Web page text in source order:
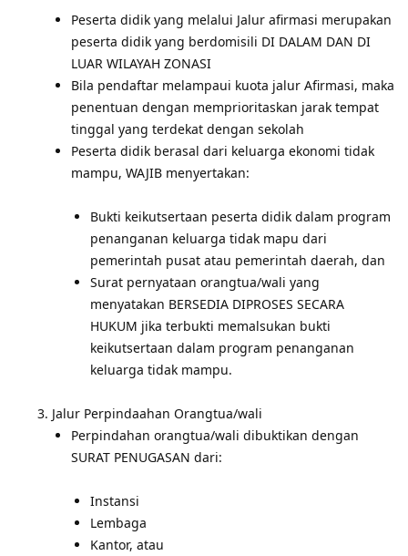
Peserta didik yang melalui Jalur afirmasi merupakan
peserta didik yang berdomisili DI DALAM DAN DI
LUAR WILAYAH ZONASI
Bila pendaftar melampaui kuota jalur Afirmasi, maka
penentuan dengan memprioritaskan jarak tempat
tinggal yang terdekat dengan sekolah
Peserta didik berasal dari keluarga ekonomi tidak
mampu, WAJIB menyertakan:
Bukti keikutsertaan peserta didik dalam program
penanganan keluarga tidak mapu dari
pemerintah pusat atau pemerintah daerah, dan
Surat pernyataan orangtua/wali yang
menyatakan BERSEDIA DIPROSES SECARA
HUKUM jika terbukti memalsukan bukti
keikutsertaan dalam program penanganan
keluarga tidak mampu.
Jalur Perpindaahan Orangtua/wali
Perpindahan orangtua/wali dibuktikan dengan
SURAT PENUGASAN dari:
Instansi
Lembaga
Kantor, atau